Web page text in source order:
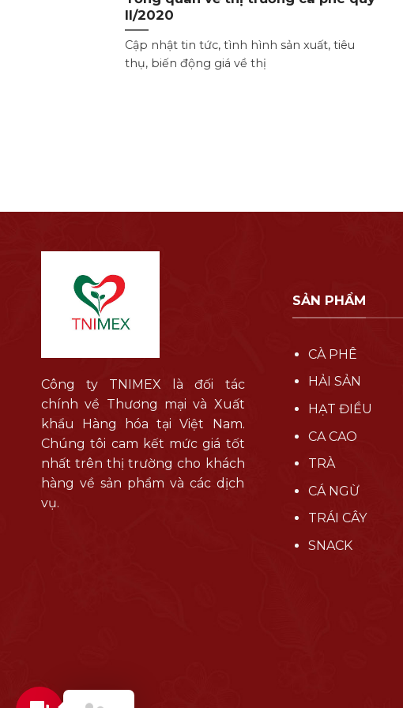
II/2020
Cập nhật tin tức, tình hình sản xuất, tiêu
thụ, biến động giá về thị
Công ty TNIMEX là đối tác
chính về Thương mại và Xuất
khẩu Hàng hóa tại Việt Nam.
Chúng tôi cam kết mức giá tốt
nhất trên thị trường cho khách
hàng về sản phẩm và các dịch
vụ.
SẢN PHẨM
CÀ PHÊ
HẢI SẢN
HẠT ĐIỀU
CA CAO
TRÀ
CÁ NGỪ
TRÁI CÂY
SNACK